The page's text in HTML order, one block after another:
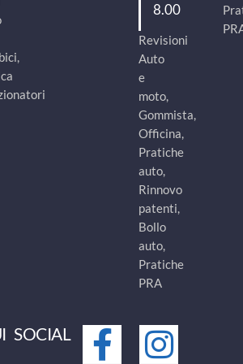
8.00
Revisioni
Auto
e
moto,
Gommista,
Officina,
Pratiche
auto,
Rinnovo
patenti,
Bollo
auto,
Pratiche
PRA
SOCIAL